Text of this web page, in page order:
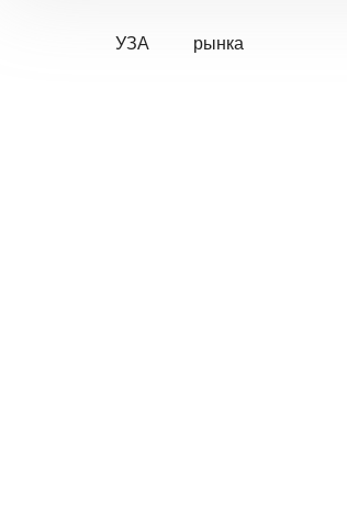
УЗА рынка